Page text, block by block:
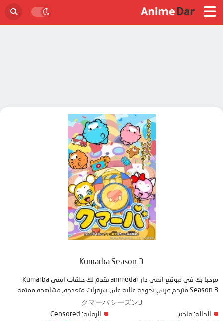
Kumarba Season 3
مرحبا بك في موقع انمي دار animedar نقدم لك حلقات انمي Kumarba
Season 3 مترجم عربي بجودة عالية على سرفرات متعددة, مشاهدة ممتعة
クマーバ シーズン3
الحالة: قادم
الرقابة: